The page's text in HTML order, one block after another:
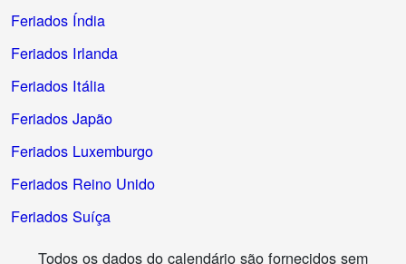
Feriados Índia
Feriados Irlanda
Feriados Itália
Feriados Japão
Feriados Luxemburgo
Feriados Reino Unido
Feriados Suíça
Todos os dados do calendário são fornecidos sem